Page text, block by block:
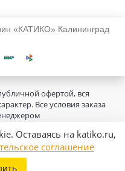
«КАТИКО» Калининград
Оставаясь на katiko.ru,
соглашение
офертой, вся
Все условия заказа